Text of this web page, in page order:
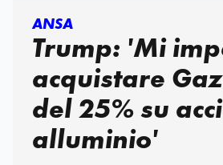
ANSA
Trump: 'Mi
acquistare
del 25% su
alluminio'